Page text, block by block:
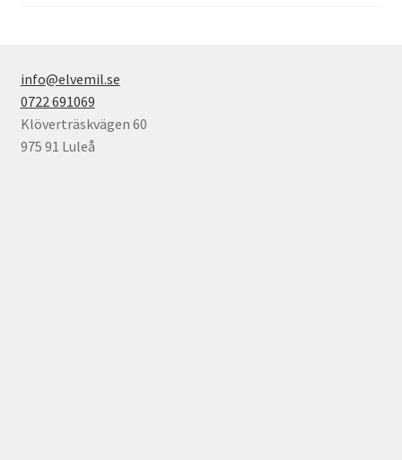
info@elvemil.se
0722 691069
Klöverträskvägen 60
975 91 Luleå